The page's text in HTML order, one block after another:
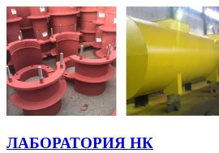
ЛАБОРАТОРИЯ НК